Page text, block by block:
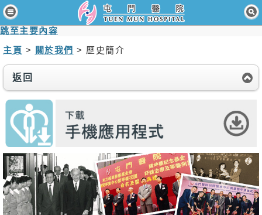
跳至主要內容
主頁
醫療服務
醫護專業人員
消息及活動
關於我們
聯絡我們
免責聲明
主頁 > 關於我們 > 歷史簡介
返回